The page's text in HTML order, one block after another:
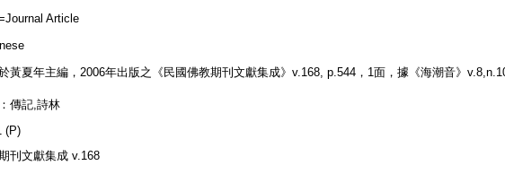
Article
黃夏年主編，2006年出版之《民國佛教期刊文獻集成》v.168, p.544，1面，據《海潮音》
傳記,詩林
(P)
刊文獻集成 v.168